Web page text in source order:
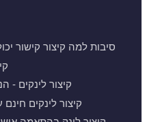
20 סיבות למה קיצור קישור
קיצור לינקים -
קיצור לינקים חינם